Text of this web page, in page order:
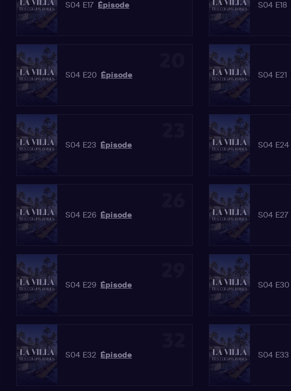
S04 E17 Épisode S04 E18
S04 E20 Épisode S04 E21
S04 E23 Épisode S04 E24
S04 E26 Épisode S04 E27
S04 E29 Épisode S04 E30
S04 E32 Épisode S04 E33